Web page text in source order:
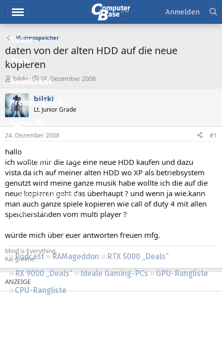
Ticker
Tests
Downloads
Preisvergleich
Forum
Aktuelles
Empfohlene Inhalte
Neue Beiträge
Neueste Aktivitäten
Leserartikel
Podcast RAMageddon
RTX 5000 „Deals“
RX 9000 „Deals“
Ideale Gaming-PCs
GPU-Rangliste
CPU-Rangliste
Anmelden
Massenspeicher
daten von der alten HDD auf die neue
kopieren
E
r
s
t
e
e
r
bilski
E
r
s
e
t
24. Dezember 2008
bilski
Lt. Junior Grade
24. Dezember 2008 #1
hallo
ich wollte mir die tage eine neue HDD kaufen und dazu
vista.da ich auf meiner alten HDD wo XP als betriebsystem
genutzt wird meine ganze musik habe wollte ich die auf die
neue kopieren geht das überhaupt ? und wenn ja wie.kann
man auch ganze spiele kopieren wie call of duty 4 mit allen
speicherständen vom multi player ?
würde mich über euer antworten freuen mfg.
Mind is Everything.
Kai greene